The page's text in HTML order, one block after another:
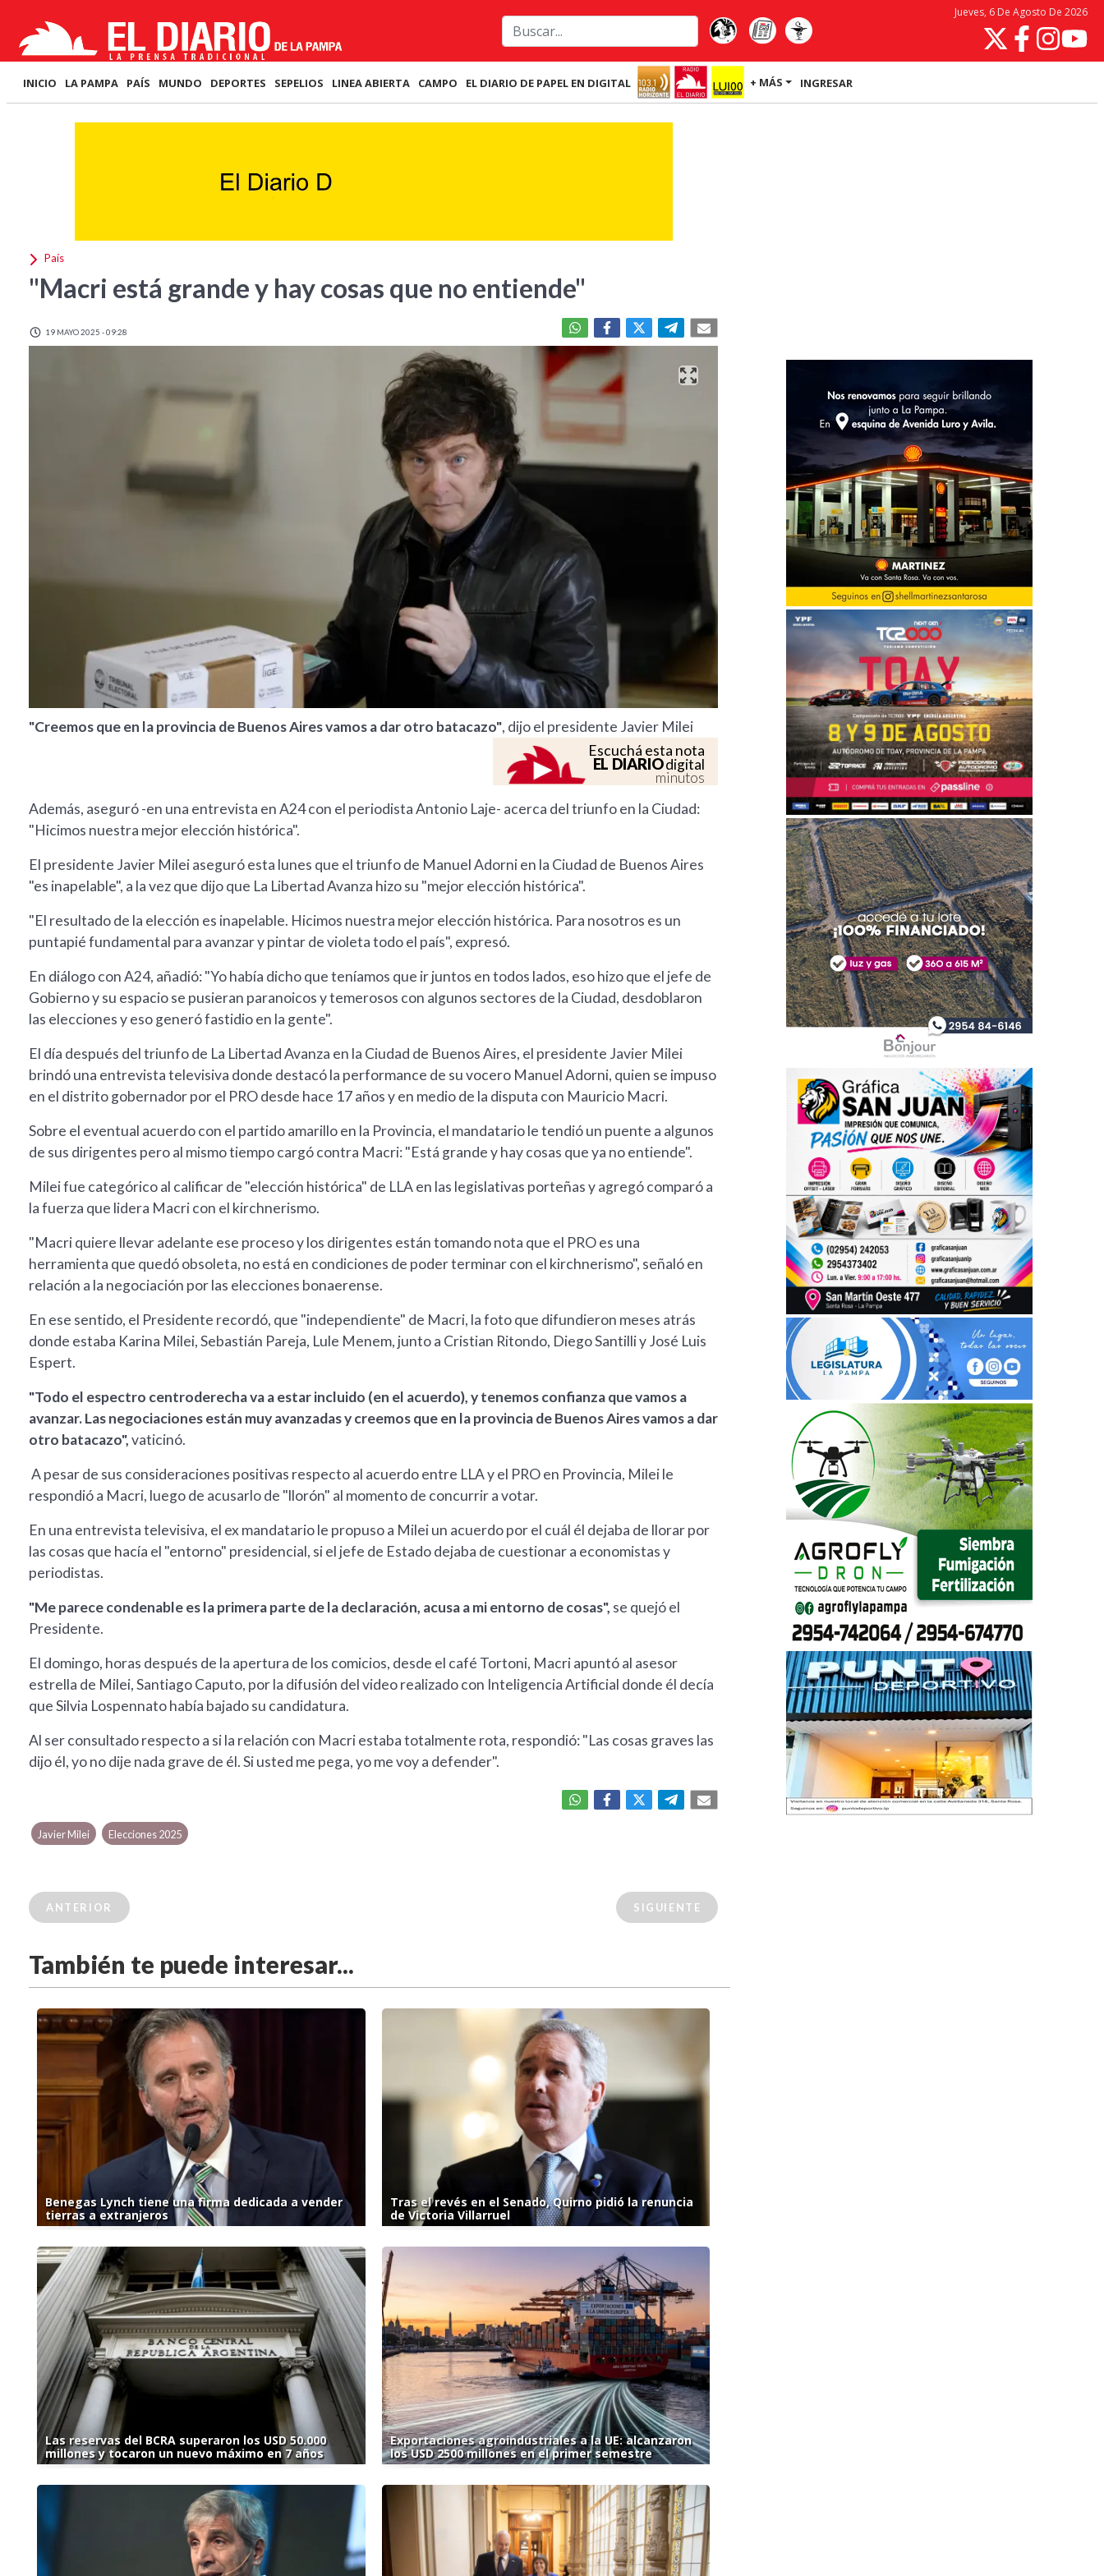
Jueves, 6 De Agosto De 2026
INICIO LA PAMPA PAÍS MUNDO DEPORTES SEPELIOS LINEA ABIERTA CAMPO EL DIARIO DE PAPEL EN DIGITAL + MÁS INGRESAR
País
"Macri está grande y hay cosas que no entiende"
19 MAYO 2025 - 09:28
"Creemos que en la provincia de Buenos Aires vamos a dar otro batacazo", dijo el presidente Javier Milei
Escuchá esta nota
EL DIARIOdigital
minutos
Además, aseguró -en una entrevista en A24 con el periodista Antonio Laje- acerca del triunfo en la Ciudad:
"Hicimos nuestra mejor elección histórica".
El presidente Javier Milei aseguró esta lunes que el triunfo de Manuel Adorni en la Ciudad de Buenos Aires
"es inapelable", a la vez que dijo que La Libertad Avanza hizo su "mejor elección histórica".
"El resultado de la elección es inapelable. Hicimos nuestra mejor elección histórica. Para nosotros es un
puntapié fundamental para avanzar y pintar de violeta todo el país", expresó.
En diálogo con A24, añadió: "Yo había dicho que teníamos que ir juntos en todos lados, eso hizo que el jefe de
Gobierno y su espacio se pusieran paranoicos y temerosos con algunos sectores de la Ciudad, desdoblaron
las elecciones y eso generó fastidio en la gente".
El día después del triunfo de La Libertad Avanza en la Ciudad de Buenos Aires, el presidente Javier Milei
brindó una entrevista televisiva donde destacó la performance de su vocero Manuel Adorni, quien se impuso
en el distrito gobernador por el PRO desde hace 17 años y en medio de la disputa con Mauricio Macri.
Sobre el eventual acuerdo con el partido amarillo en la Provincia, el mandatario le tendió un puente a algunos
de sus dirigentes pero al mismo tiempo cargó contra Macri: "Está grande y hay cosas que ya no entiende".
Milei fue categórico al calificar de "elección histórica" de LLA en las legislativas porteñas y agregó comparó a
la fuerza que lidera Macri con el kirchnerismo.
"Macri quiere llevar adelante ese proceso y los dirigentes están tomando nota que el PRO es una
herramienta que quedó obsoleta, no está en condiciones de poder terminar con el kirchnerismo", señaló en
relación a la negociación por las elecciones bonaerense.
En ese sentido, el Presidente recordó, que "independiente" de Macri, la foto que difundieron meses atrás
donde estaba Karina Milei, Sebastián Pareja, Lule Menem, junto a Cristian Ritondo, Diego Santilli y José Luis
Espert.
"Todo el espectro centroderecha va a estar incluido (en el acuerdo), y tenemos confianza que vamos a
avanzar. Las negociaciones están muy avanzadas y creemos que en la provincia de Buenos Aires vamos a dar
otro batacazo",vaticinó.
A pesar de sus consideraciones positivas respecto al acuerdo entre LLA y el PRO en Provincia, Milei le
respondió a Macri, luego de acusarlo de "llorón" al momento de concurrir a votar.
En una entrevista televisiva, el ex mandatario le propuso a Milei un acuerdo por el cuál él dejaba de llorar por
las cosas que hacía el "entorno" presidencial, si el jefe de Estado dejaba de cuestionar a economistas y
periodistas.
"Me parece condenable es la primera parte de la declaración, acusa a mi entorno de cosas", se quejó el
Presidente.
El domingo, horas después de la apertura de los comicios, desde el café Tortoni, Macri apuntó al asesor
estrella de Milei, Santiago Caputo, por la difusión del video realizado con Inteligencia Artificial donde él decía
que Silvia Lospennato había bajado su candidatura.
Al ser consultado respecto a si la relación con Macri estaba totalmente rota, respondió: "Las cosas graves las
dijo él, yo no dije nada grave de él. Si usted me pega, yo me voy a defender".
Javier Milei Elecciones 2025
ANTERIOR SIGUIENTE
También te puede interesar...
Benegas Lynch tiene una firma dedicada a vender
tierras a extranjeros
Tras el revés en el Senado, Quirno pidió la renuncia
de Victoria Villarruel
Las reservas del BCRA superaron los USD 50.000
millones y tocaron un nuevo máximo en 7 años
Exportaciones agroindustriales a la UE: alcanzaron
los USD 2500 millones en el primer semestre